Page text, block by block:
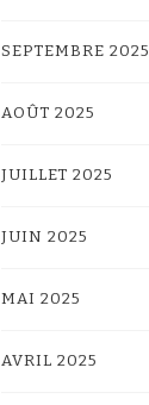
SEPTEMBRE 2025
AOÛT 2025
JUILLET 2025
JUIN 2025
MAI 2025
AVRIL 2025